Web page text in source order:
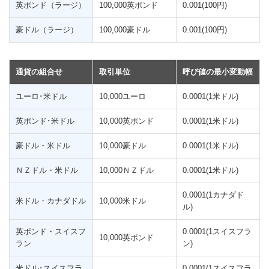
英ポンド（ラージ） 100,000英ポンド 0.001(100円)
豪ドル（ラージ） 100,000豪ドル 0.001(100円)
通貨の組合せ 取引単位 呼び値の最小変動幅
ユーロ･米ドル 10,000ユーロ 0.0001(1米ドル)
英ポンド･米ドル 10,000英ポンド 0.0001(1米ドル)
豪ドル・米ドル 10,000豪ドル 0.0001(1米ドル)
ＮＺドル・米ドル 10,000ＮＺドル 0.0001(1米ドル)
米ドル・カナダドル 10,000米ドル
0.0001(1カナダド
ル)
英ポンド・スイスフ
ラン
10,000英ポンド
0.0001(1スイスフラ
ン)